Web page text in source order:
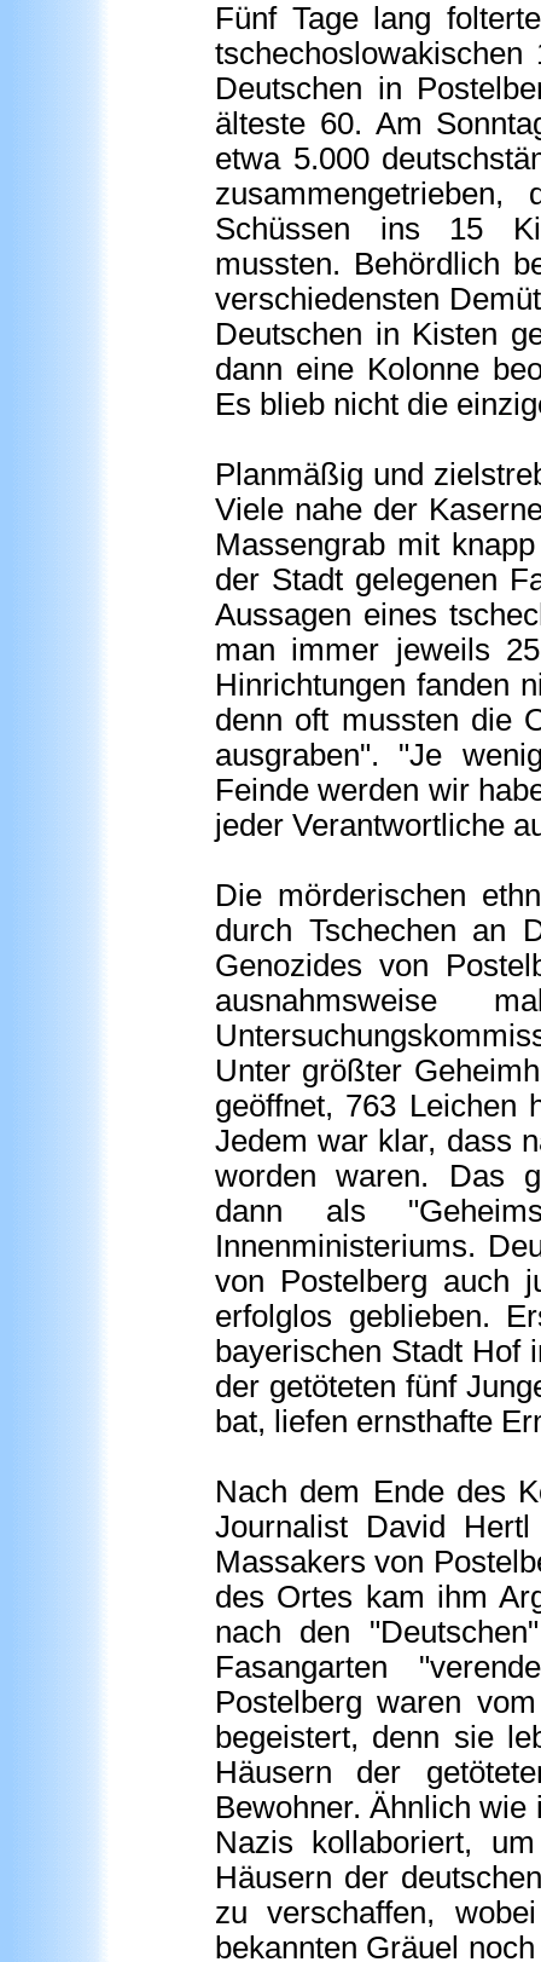
Fünf Tage lang
Deutschen in
älteste 60. Am
etwa 5.000
Schüssen ins 15
mussten. Behördlich
verschiedensten
Deutschen in Kisten
dann eine Kolonne
Es blieb nicht die
Planmäßig und
Viele nahe der
Massengrab mit
der Stadt gelegenen
Aussagen eines
man immer jeweils
Hinrichtungen fanden
denn oft mussten die
ausgraben". "Je
Feinde werden wir
jeder Verantwortliche
Die mörderischen
durch Tschechen an
Genozides von
Unter größter
geöffnet, 763 Leichen
Jedem war klar, dass
worden waren. Das
dann als
Innenministeriums.
von Postelberg auch
erfolglos geblieben.
bayerischen Stadt Hof
der getöteten fünf
bat, liefen ernsthafte
Nach dem Ende des
Journalist David
Massakers von
des Ortes kam ihm
nach den
Fasangarten
Postelberg waren
begeistert, denn sie
Häusern der
Bewohner. Ähnlich wie
Nazis kollaboriert,
Häusern der
zu verschaffen,
bekannten Gräuel